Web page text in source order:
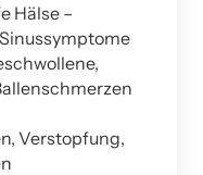
Hälse –
Verstopfung,